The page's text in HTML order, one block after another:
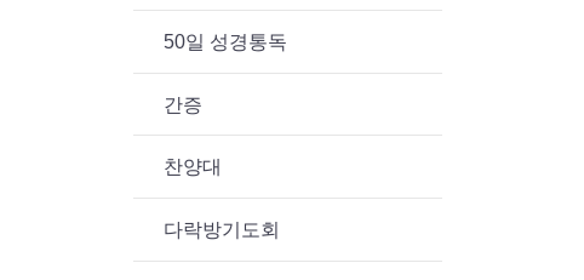
50일 성경통독
간증
찬양대
다락방기도회